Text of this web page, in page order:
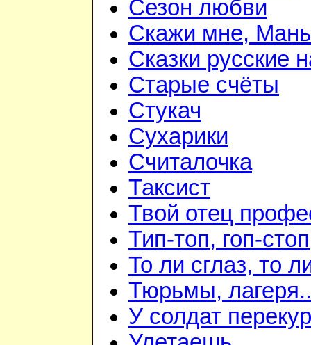
Сезон любви
Скажи мне, Мань
Сказки русские
Старые счёты
Стукач
Сухарики
Считалочка
Таксист
Твой отец
Тип-топ, гоп-стоп
То ли сглаз, то
Тюрьмы,
У солдат перекур